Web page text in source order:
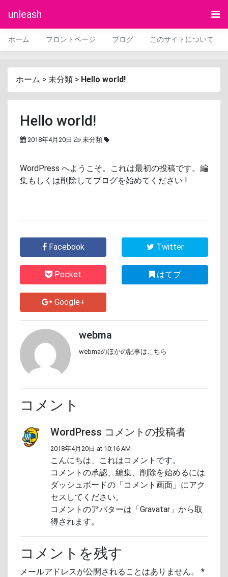
unleash
ホーム フロントページ ブログ このサイトについて
ホーム > 未分類 > Hello world!
Hello world!
2018年4月20日 未分類
WordPress へようこそ。これは最初の投稿です。編
集もしくは削除してブログを始めてください !
Facebook Twitter
Pocket はてブ
Google+
webma
webmaのほかの記事はこちら
コメント
WordPress コメントの投稿者
2018年4月20日 at 10:16 AM
こんにちは、これはコメントです。
コメントの承認、編集、削除を始めるには
ダッシュボードの「コメント画面」にアク
セスしてください。
コメントのアバターは「Gravatar 」から取
得されます。
コメントを残す
メールアドレスが公開されることはありません。
*